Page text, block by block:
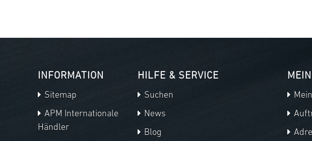
INFORMATION
Sitemap
APM Internationale
Händler
HILFE & SERVICE
Suchen
News
Blog